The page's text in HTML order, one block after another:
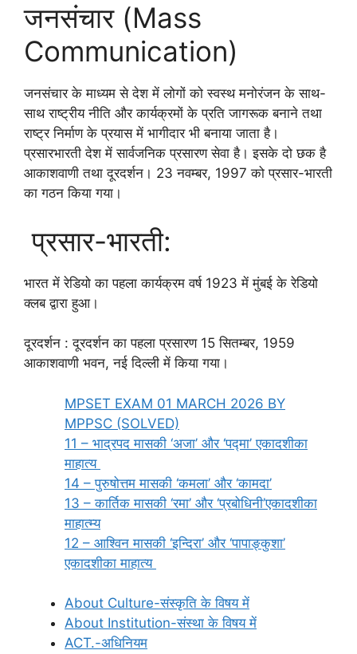
जनसंचार (Mass
Communication)
जनसंचार के माध्यम से देश में लोगों को स्वस्थ मनोरंजन के साथ-
साथ राष्ट्रीय नीति और कार्यक्रमों के प्रति जागरूक बनाने तथा
राष्ट्र निर्माण के प्रयास में भागीदार भी बनाया जाता है।
प्रसारभारती देश में सार्वजनिक प्रसारण सेवा है। इसके दो छक है
आकाशवाणी तथा दूरदर्शन। 23 नवम्बर, 1997 को प्रसार-भारती
का गठन किया गया।
प्रसार-भारती:
भारत में रेडियो का पहला कार्यक्रम वर्ष 1923 में मुंबई के रेडियो
क्लब द्वारा हुआ।
दूरदर्शन : दूरदर्शन का पहला प्रसारण 15 सितम्बर, 1959
आकाशवाणी भवन, नई दिल्ली में किया गया।
MPSET EXAM 01 MARCH 2026 BY
MPPSC (SOLVED)
11 – भाद्रपद मासकी ‘अजा’ और ‘पद्मा’ एकादशीका
माहात्य
14 – पुरुषोत्तम मासकी ‘कमला’ और ‘कामदा’
13 – कार्तिक मासकी ‘रमा’ और ‘प्रबोधिनी’एकादशीका
माहात्म्य
12 – आश्विन मासकी ‘इन्दिरा’ और ‘पापाङ्कुशा’
एकादशीका माहात्य
About Culture-संस्कृति के विषय में
About Institution-संस्था के विषय में
ACT.-अधिनियम